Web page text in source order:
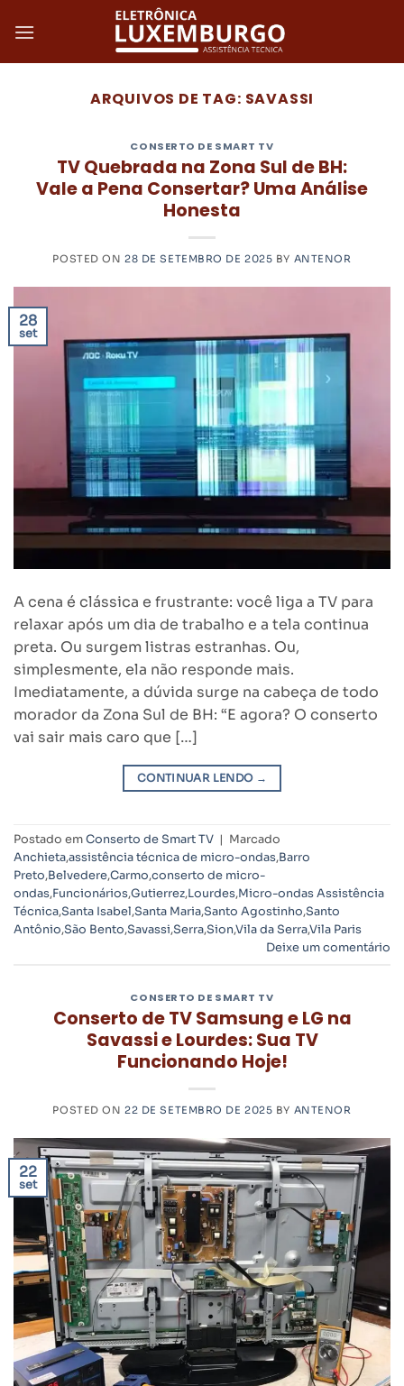
ARQUIVOS DE TAG: SAVASSI
CONSERTO DE SMART TV
TV Quebrada na Zona Sul de BH:
Vale a Pena Consertar? Uma Análise
Honesta
POSTED ON28 DE SETEMBRO DE 2025 BY ANTENOR
28
set
A cena é clássica e frustrante: você liga a TV para
relaxar após um dia de trabalho e a tela continua
preta. Ou surgem listras estranhas. Ou,
simplesmente, ela não responde mais.
Imediatamente, a dúvida surge na cabeça de todo
morador da Zona Sul de BH: “E agora? O conserto
vai sair mais caro que […]
CONTINUAR LENDO →
Postado emConserto de Smart TV | Marcado
Anchieta,assistência técnica de micro-ondas,Barro
Preto,Belvedere,Carmo,conserto de micro-
ondas,Funcionários,Gutierrez,Lourdes,Micro-ondas Assistência
Técnica,Santa Isabel,Santa Maria,Santo Agostinho,Santo
Antônio,São Bento,Savassi,Serra,Sion,Vila da Serra,Vila Paris
Deixe um comentário
CONSERTO DE SMART TV
Conserto de TV Samsung e LG na
Savassi e Lourdes: Sua TV
Funcionando Hoje!
POSTED ON22 DE SETEMBRO DE 2025 BY ANTENOR
22
set